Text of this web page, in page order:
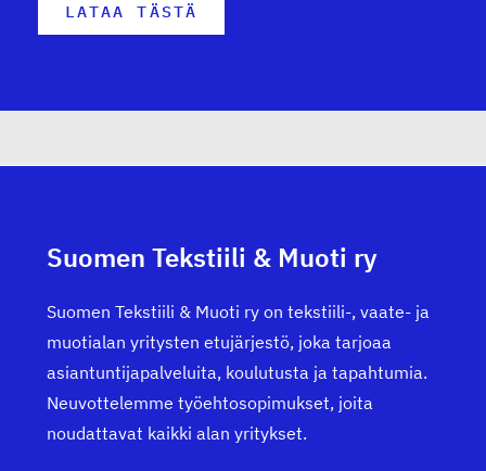
LATAA TÄSTÄ
Suomen Tekstiili & Muoti ry
Suomen Tekstiili & Muoti ry on tekstiili-, vaate- ja
muotialan yritysten etujärjestö, joka tarjoaa
asiantuntijapalveluita, koulutusta ja tapahtumia.
Neuvottelemme työehtosopimukset, joita
noudattavat kaikki alan yritykset.